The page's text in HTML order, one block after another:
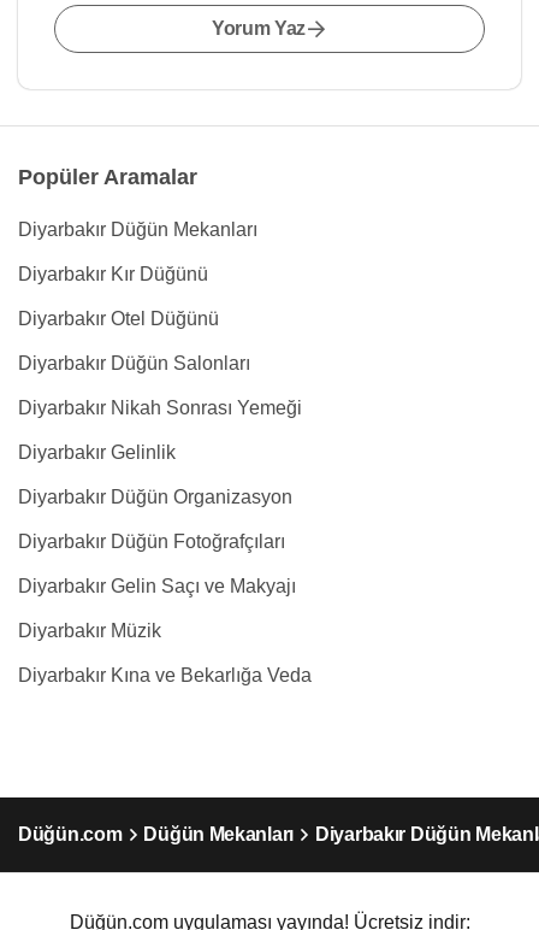
Yorum Yaz
Popüler Aramalar
Diyarbakır Düğün Mekanları
Diyarbakır Kır Düğünü
Diyarbakır Otel Düğünü
Diyarbakır Düğün Salonları
Diyarbakır Nikah Sonrası Yemeği
Diyarbakır Gelinlik
Diyarbakır Düğün Organizasyon
Diyarbakır Düğün Fotoğrafçıları
Diyarbakır Gelin Saçı ve Makyajı
Diyarbakır Müzik
Diyarbakır Kına ve Bekarlığa Veda
Düğün.com Düğün Mekanları Diyarbakır Düğün
Düğün.com uygulaması yayında! Ücretsiz indir: